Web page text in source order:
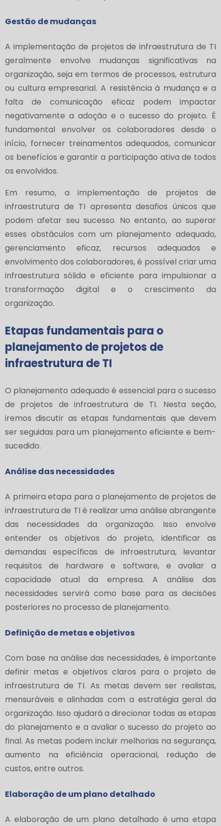
Gestão de mudanças
A implementação de projetos de infraestrutura de TI
geralmente envolve mudanças significativas na
organização, seja em termos de processos, estrutura
ou cultura empresarial. A resistência à mudança e a
falta de comunicação eficaz podem impactar
negativamente a adoção e o sucesso do projeto. É
fundamental envolver os colaboradores desde o
início, fornecer treinamentos adequados, comunicar
os benefícios e garantir a participação ativa de todos
os envolvidos.
Em resumo, a implementação de projetos de
infraestrutura de TI apresenta desafios únicos que
podem afetar seu sucesso. No entanto, ao superar
esses obstáculos com um planejamento adequado,
gerenciamento eficaz, recursos adequados e
envolvimento dos colaboradores, é possível criar uma
infraestrutura sólida e eficiente para impulsionar a
transformação digital e o crescimento da
organização.
Etapas fundamentais para o
planejamento de projetos de
infraestrutura de TI
O planejamento adequado é essencial para o sucesso
de projetos de infraestrutura de TI. Nesta seção,
iremos discutir as etapas fundamentais que devem
ser seguidas para um planejamento eficiente e bem-
sucedido.
Análise das necessidades
A primeira etapa para o planejamento de projetos de
infraestrutura de TI é realizar uma análise abrangente
das necessidades da organização. Isso envolve
entender os objetivos do projeto, identificar as
demandas específicas de infraestrutura, levantar
requisitos de hardware e software, e avaliar a
capacidade atual da empresa. A análise das
necessidades servirá como base para as decisões
posteriores no processo de planejamento.
Definição de metas e objetivos
Com base na análise das necessidades, é importante
definir metas e objetivos claros para o projeto de
infraestrutura de TI. As metas devem ser realistas,
mensuráveis e alinhadas com a estratégia geral da
organização. Isso ajudará a direcionar todas as etapas
do planejamento e a avaliar o sucesso do projeto ao
final. As metas podem incluir melhorias na segurança,
aumento na eficiência operacional, redução de
custos, entre outros.
Elaboração de um plano detalhado
A elaboração de um plano detalhado é uma etapa